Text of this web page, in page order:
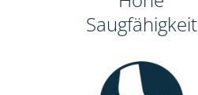
Saugfähigkeit